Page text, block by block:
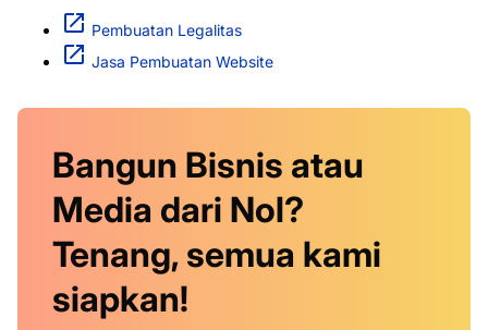
Pembuatan Legalitas
Jasa Pembuatan Website
Bangun Bisnis atau
Media dari Nol?
Tenang, semua kami
siapkan!